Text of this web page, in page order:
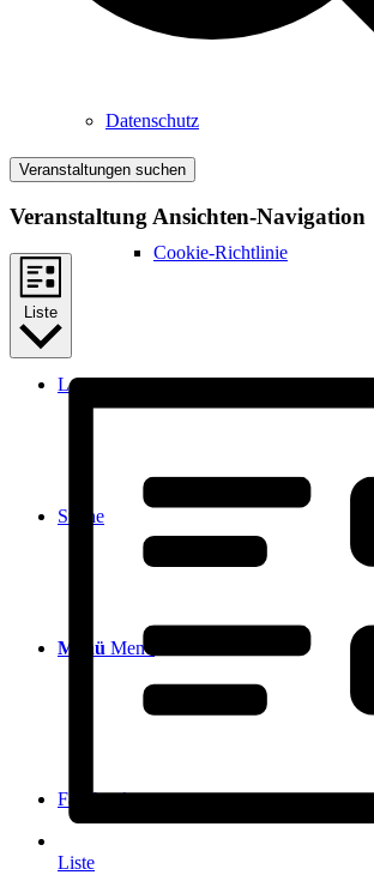
Datenschutz
Cookie-Richtlinie
Login / Register Page Link
Suche
Menü Menü
Facebook
Veranstaltungen suchen
Veranstaltung Ansichten-Navigation
Liste
Liste